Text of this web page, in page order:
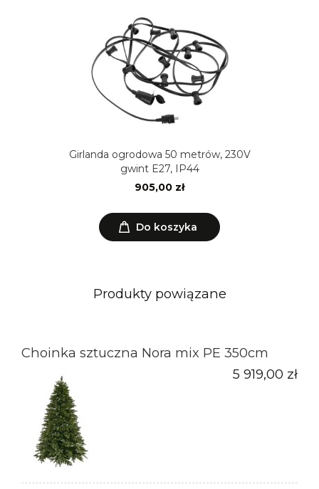
Girlanda ogrodowa 50 metrów, 230V
gwint E27, IP44
905,00 zł
Do koszyka
Produkty powiązane
Choinka sztuczna Nora mix PE 350cm
5 919,00 zł